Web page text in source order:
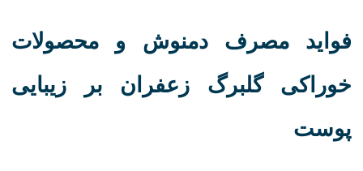
فواید مصرف دمنوش و محصولات
خوراکی گلبرگ زعفران بر زیبایی
پوست